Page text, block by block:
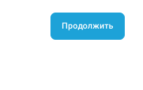
Продолжить